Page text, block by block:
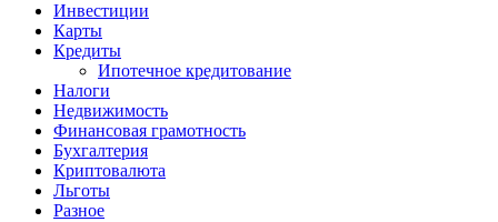
Инвестиции
Карты
Кредиты
Ипотечное кредитование
Налоги
Недвижимость
Финансовая грамотность
Бухгалтерия
Криптовалюта
Льготы
Разное